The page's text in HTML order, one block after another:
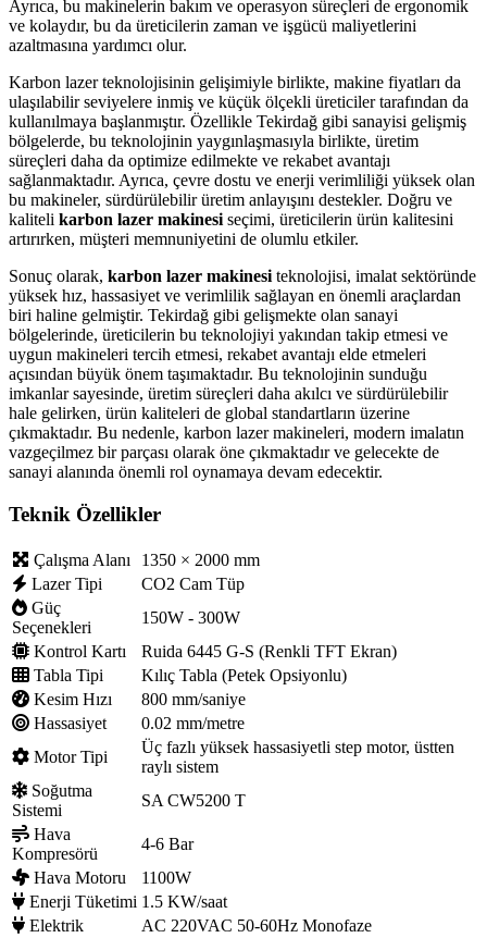
Ayrıca, bu makinelerin bakım ve operasyon süreçleri de ergonomik
ve kolaydır, bu da üreticilerin zaman ve işgücü maliyetlerini
azaltmasına yardımcı olur.
Karbon lazer teknolojisinin gelişimiyle birlikte, makine fiyatları da
ulaşılabilir seviyelere inmiş ve küçük ölçekli üreticiler tarafından da
kullanılmaya başlanmıştır. Özellikle Tekirdağ gibi sanayisi gelişmiş
bölgelerde, bu teknolojinin yaygınlaşmasıyla birlikte, üretim
süreçleri daha da optimize edilmekte ve rekabet avantajı
sağlanmaktadır. Ayrıca, çevre dostu ve enerji verimliliği yüksek olan
bu makineler, sürdürülebilir üretim anlayışını destekler. Doğru ve
kaliteli karbon lazer makinesi seçimi, üreticilerin ürün kalitesini
artırırken, müşteri memnuniyetini de olumlu etkiler.
Sonuç olarak, karbon lazer makinesi teknolojisi, imalat sektöründe
yüksek hız, hassasiyet ve verimlilik sağlayan en önemli araçlardan
biri haline gelmiştir. Tekirdağ gibi gelişmekte olan sanayi
bölgelerinde, üreticilerin bu teknolojiyi yakından takip etmesi ve
uygun makineleri tercih etmesi, rekabet avantajı elde etmeleri
açısından büyük önem taşımaktadır. Bu teknolojinin sunduğu
imkanlar sayesinde, üretim süreçleri daha akılcı ve sürdürülebilir
hale gelirken, ürün kaliteleri de global standartların üzerine
çıkmaktadır. Bu nedenle, karbon lazer makineleri, modern imalatın
vazgeçilmez bir parçası olarak öne çıkmaktadır ve gelecekte de
sanayi alanında önemli rol oynamaya devam edecektir.
Teknik Özellikler
Çalışma Alanı
1350 × 2000 mm
Lazer Tipi
CO2 Cam Tüp
Güç
Seçenekleri
150W - 300W
Kontrol Kartı
Ruida 6445 G-S (Renkli TFT Ekran)
Tabla Tipi
Kılıç Tabla (Petek Opsiyonlu)
Kesim Hızı
800 mm/saniye
Hassasiyet
0.02 mm/metre
Motor Tipi
Üç fazlı yüksek hassasiyetli step motor, üstten
raylı sistem
Soğutma
Sistemi
SA CW5200 T
Hava
Kompresörü
4-6 Bar
Hava Motoru
1100W
Enerji Tüketimi 1.5 KW/saat
Elektrik
AC 220VAC 50-60Hz Monofaze